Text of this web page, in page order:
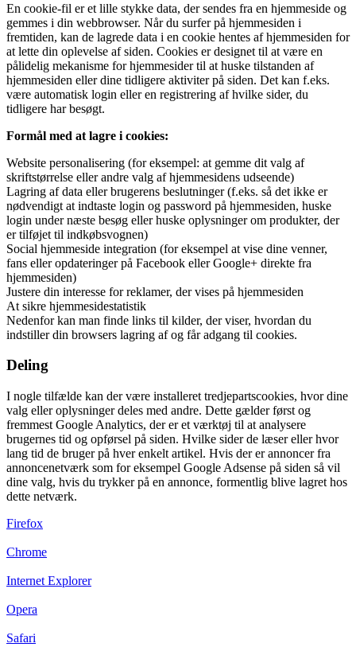
En cookie-fil er et lille stykke data, der sendes fra en hjemmeside og
gemmes i din webbrowser. Når du surfer på hjemmesiden i
fremtiden, kan de lagrede data i en cookie hentes af hjemmesiden for
at lette din oplevelse af siden. Cookies er designet til at være en
pålidelig mekanisme for hjemmesider til at huske tilstanden af
hjemmesiden eller dine tidligere aktiviter på siden. Det kan f.eks.
være automatisk login eller en registrering af hvilke sider, du
tidligere har besøgt.
Formål med at lagre i cookies:
Website personalisering (for eksempel: at gemme dit valg af
skriftstørrelse eller andre valg af hjemmesidens udseende)
Lagring af data eller brugerens beslutninger (f.eks. så det ikke er
nødvendigt at indtaste login og password på hjemmesiden, huske
login under næste besøg eller huske oplysninger om produkter, der
er tilføjet til indkøbsvognen)
Social hjemmeside integration (for eksempel at vise dine venner,
fans eller opdateringer på Facebook eller Google+ direkte fra
hjemmesiden)
Justere din interesse for reklamer, der vises på hjemmesiden
At sikre hjemmesidestatistik
Nedenfor kan man finde links til kilder, der viser, hvordan du
indstiller din browsers lagring af og får adgang til cookies.
Deling
I nogle tilfælde kan der være installeret tredjepartscookies, hvor dine
valg eller oplysninger deles med andre. Dette gælder først og
fremmest Google Analytics, der er et værktøj til at analysere
brugernes tid og opførsel på siden. Hvilke sider de læser eller hvor
lang tid de bruger på hver enkelt artikel. Hvis der er annoncer fra
annoncenetværk som for eksempel Google Adsense på siden så vil
dine valg, hvis du trykker på en annonce, formentlig blive lagret hos
dette netværk.
Firefox
Chrome
Internet Explorer
Opera
Safari